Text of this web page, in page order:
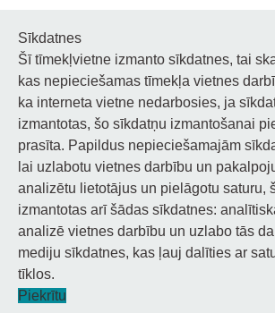
Noderīgi
Privātuma politika
Sīkdatņu privātuma politika
Piekļūstamība
© 2026 Staņislava Broka Daugavpils Mūzikas
Sīkdatnes
Šī tīmekļvietne izmanto sīkdatnes, tai
kas nepieciešamas tīmekļa vietnes
ka interneta vietne nedarbosies, ja
izmantotas, šo sīkdatņu izmantošanai
prasīta. Papildus nepieciešamajām
lai uzlabotu vietnes darbību un
analizētu lietotājus un pielāgotu saturu,
izmantotas arī šādas sīkdatnes:
analizē vietnes darbību un uzlabo tās
mediju sīkdatnes, kas ļauj dalīties ar
tīklos.
Piekrītu